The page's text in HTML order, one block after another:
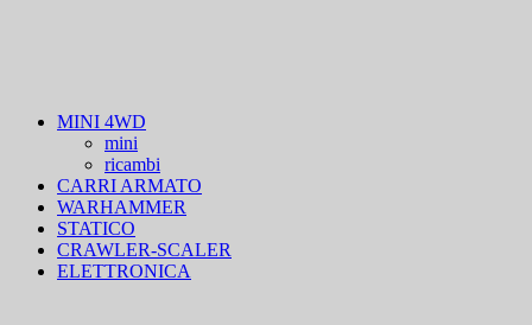
MINI 4WD
mini
ricambi
CARRI ARMATO
WARHAMMER
STATICO
CRAWLER-SCALER
ELETTRONICA